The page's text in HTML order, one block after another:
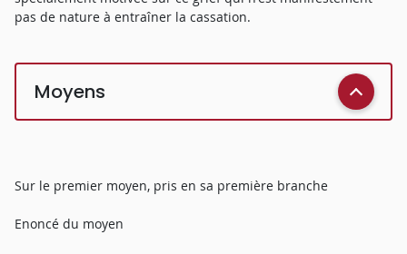
pas de nature à entraîner la cassation.
Moyens
Sur le premier moyen, pris en sa première branche
Enoncé du moyen